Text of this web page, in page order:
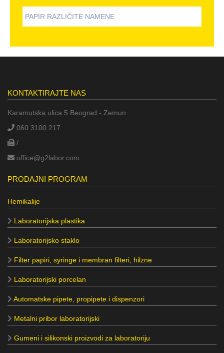
PAPIR RAZLIČITE NAMENE
KONTAKTIRAJTE NAS
Karamutska ulica 5 Beograd - Zemun
060 3100 217
/
office@g2labor.com
PRODAJNI PROGRAM
Hemikalije
Laboratorijska plastika
Laboratorijsko staklo
Filter papiri, syringe i membran filteri, hilzne
Laboratorijski porcelan
Automatske pipete, propipete i dispenzori
Metalni pribor laboratorijski
Gumeni i silikonski proizvodi za laboratoriju